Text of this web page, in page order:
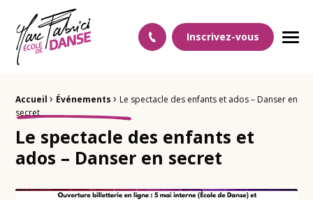
Ecole Danse Mulhouse Ecole de danse à Mulhouse
Inscrivez-vous
Fil d'Ariane :
Accueil › Événements › Le spectacle des enfants et ados – Danser en
secret
Le spectacle des enfants et
ados – Danser en secret